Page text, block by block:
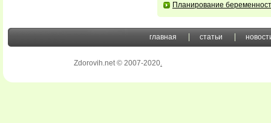
Планирование
главная статьи
Zdorovih.net © 2007-2020